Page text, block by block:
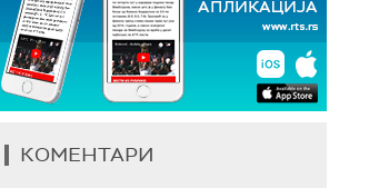
КОМЕНТАРИ